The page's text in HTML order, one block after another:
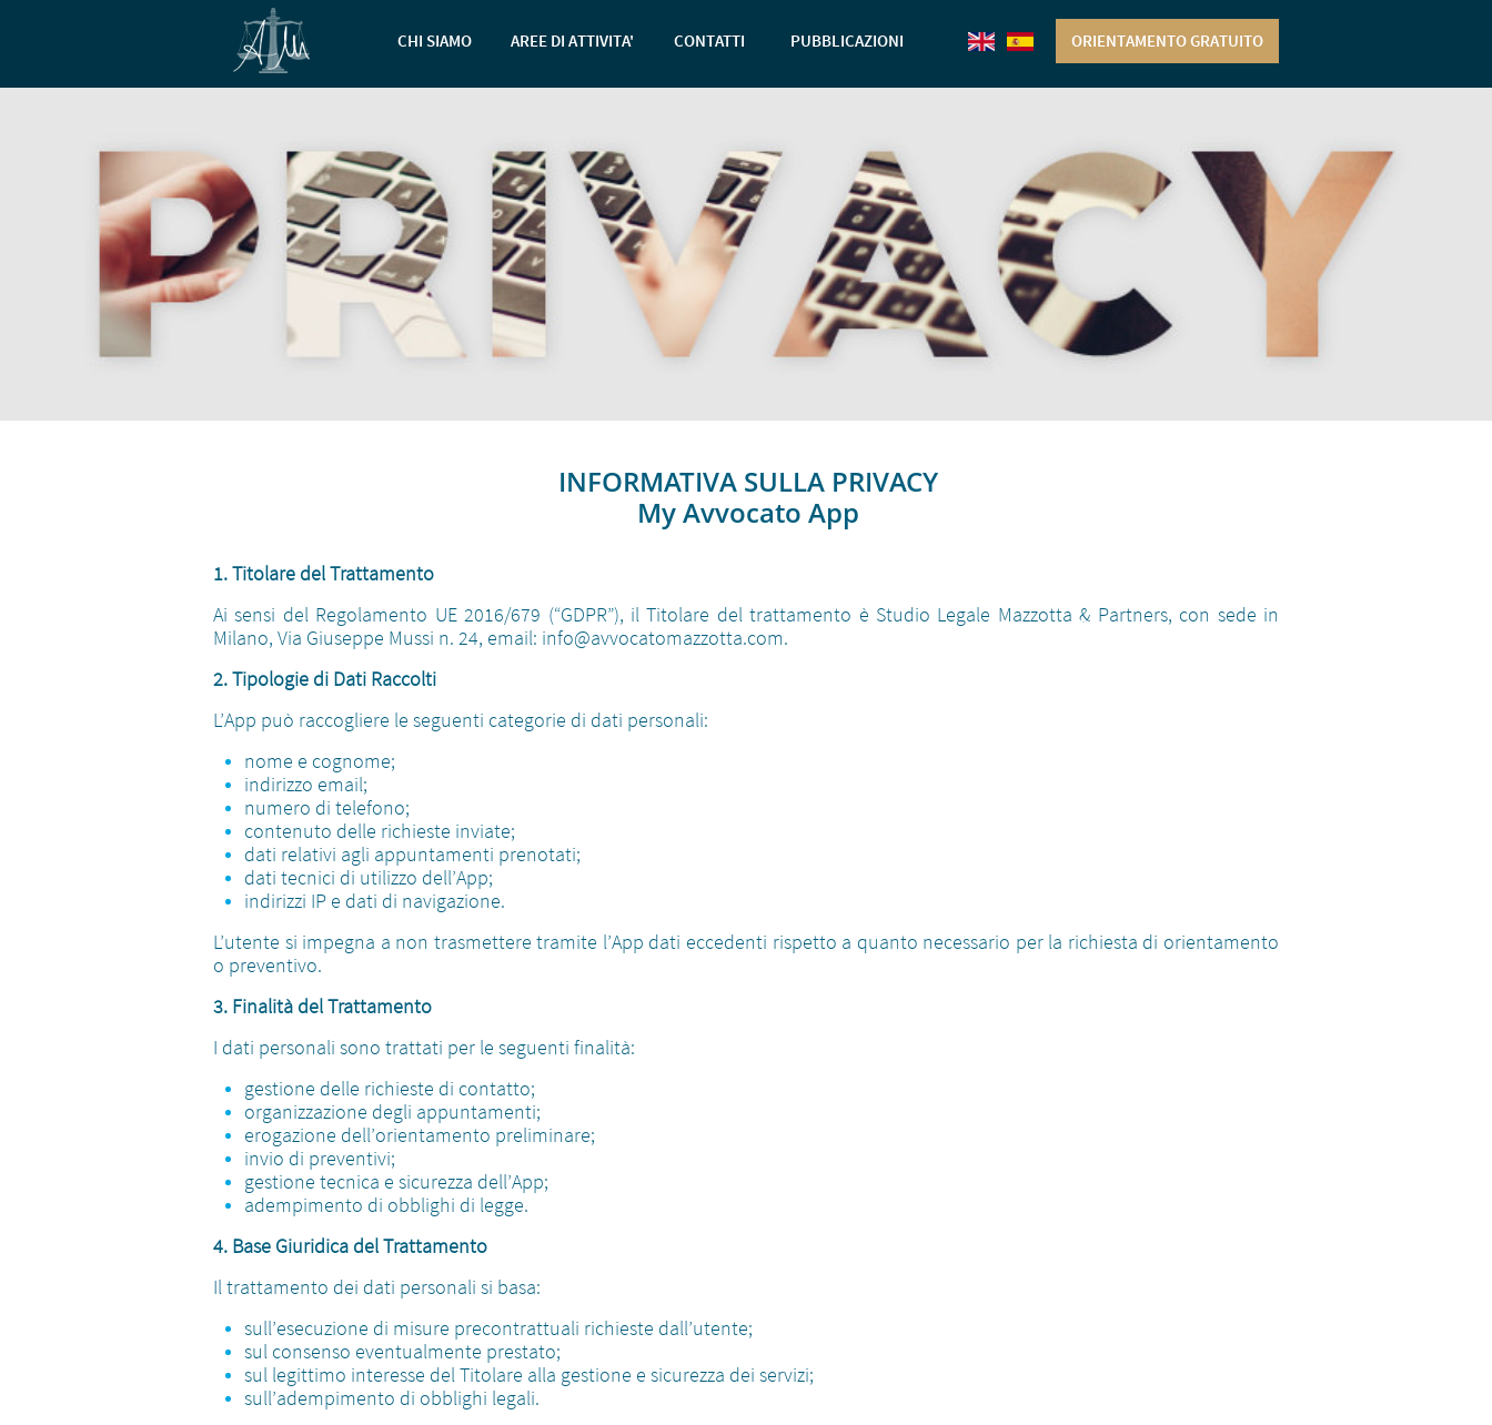
CHI SIAMO AREE DI ATTIVITA' CONTATTI PUBBLICAZIONI ORIENTAMENTO GRATUITO
INFORMATIVA SULLA PRIVACY
My Avvocato App
1. Titolare del Trattamento
Ai sensi del Regolamento UE 2016/679 (“GDPR”), il Titolare del trattamento è Studio Legale Mazzotta & Partners, con sede in
Milano, Via Giuseppe Mussi n. 24, email: info@avvocatomazzotta.com.
2. Tipologie di Dati Raccolti
L’App può raccogliere le seguenti categorie di dati personali:
nome e cognome;
indirizzo email;
numero di telefono;
contenuto delle richieste inviate;
dati relativi agli appuntamenti prenotati;
dati tecnici di utilizzo dell’App;
indirizzi IP e dati di navigazione.
L’utente si impegna a non trasmettere tramite l’App dati eccedenti rispetto a quanto necessario per la richiesta di orientamento
o preventivo.
3. Finalità del Trattamento
I dati personali sono trattati per le seguenti finalità:
gestione delle richieste di contatto;
organizzazione degli appuntamenti;
erogazione dell’orientamento preliminare;
invio di preventivi;
gestione tecnica e sicurezza dell’App;
adempimento di obblighi di legge.
4. Base Giuridica del Trattamento
Il trattamento dei dati personali si basa:
sull’esecuzione di misure precontrattuali richieste dall’utente;
sul consenso eventualmente prestato;
sul legittimo interesse del Titolare alla gestione e sicurezza dei servizi;
sull’adempimento di obblighi legali.